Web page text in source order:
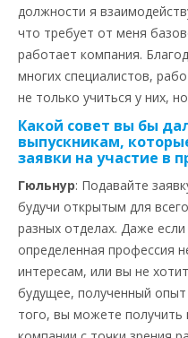
должности я
что требует от меня
работает компания.
многих специалистов,
не только учиться у них,
Какой совет вы бы
выпускникам,
заявки на участие в
Гюльнур: Подавайте
будучи открытым для
разных отделах. Даже
определенная профессия
интересам, или вы не
будущее, полученный
того, вы можете получить